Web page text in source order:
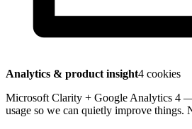
Analytics & product insight4 cookies
Microsoft Clarity + Google Analytics 4
usage so we can quietly improve things.